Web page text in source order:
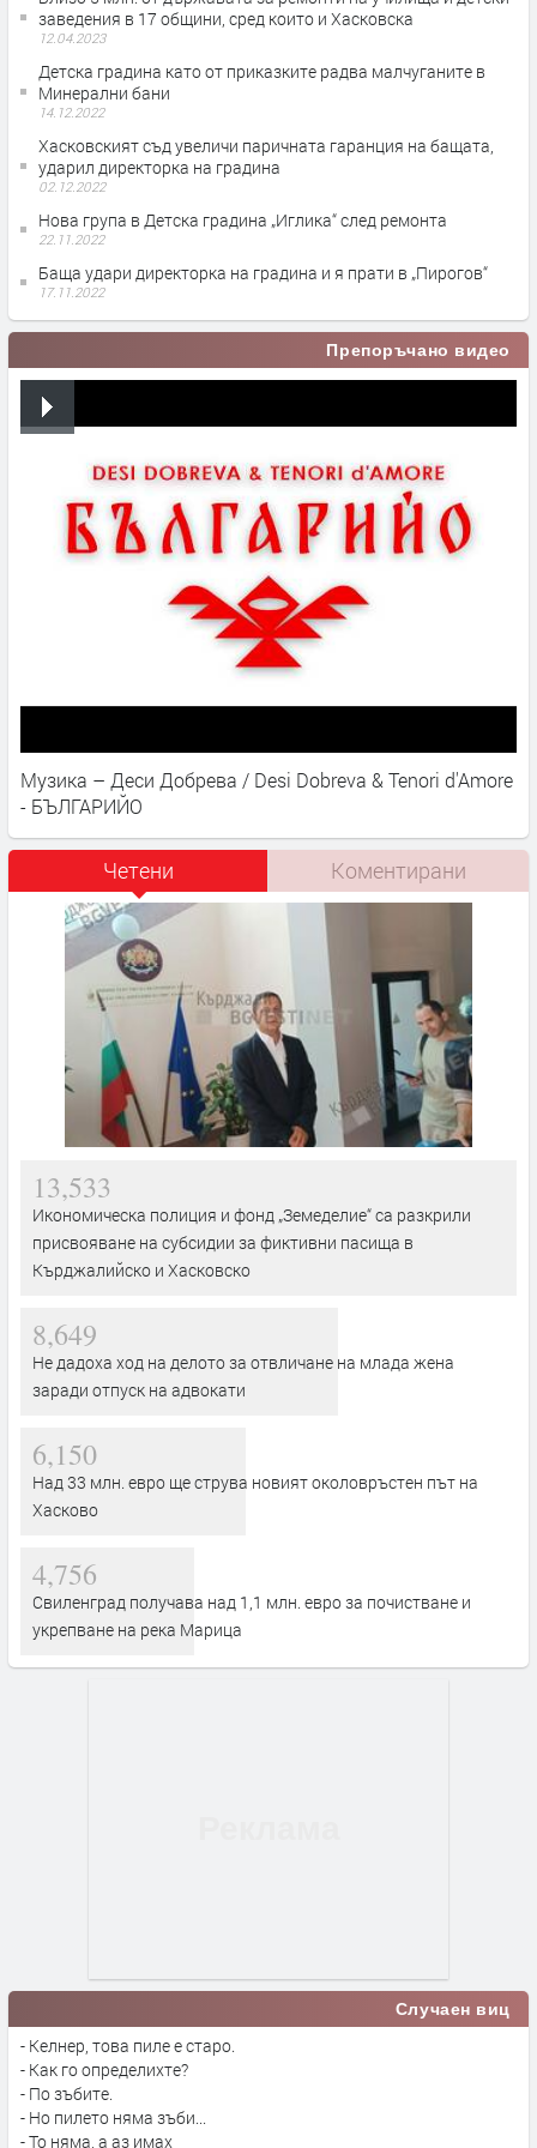
заведения в 17 общини, сред които и Хасковска
12.04.2023
Детска градина като от приказките радва малчуганите в
Минерални бани
14.12.2022
Хасковският съд увеличи паричната гаранция на бащата,
ударил директорка на градина
02.12.2022
Нова група в Детска градина „Иглика“ след ремонта
22.11.2022
Баща удари директорка на градина и я прати в „Пирогов“
17.11.2022
Препоръчано видео
Музика – Деси Добрева / Desi Dobreva & Tenori d'Amore
- БЪЛГАРИЙО
Четени Коментирани
13,533
Икономическа полиция и фонд „Земеделие“ са разкрили
присвояване на субсидии за фиктивни пасища в
Кърджалийско и Хасковско
8,649
Не дадоха ход на делото за отвличане на млада жена
заради отпуск на адвокати
6,150
Над 33 млн. евро ще струва новият околовръстен път на
Хасково
4,756
Свиленград получава над 1,1 млн. евро за почистване и
укрепване на река Марица
Случаен виц
- Келнер, това пиле е старо.
- Как го определихте?
- По зъбите.
- Но пилето няма зъби...
- То няма, а аз имах